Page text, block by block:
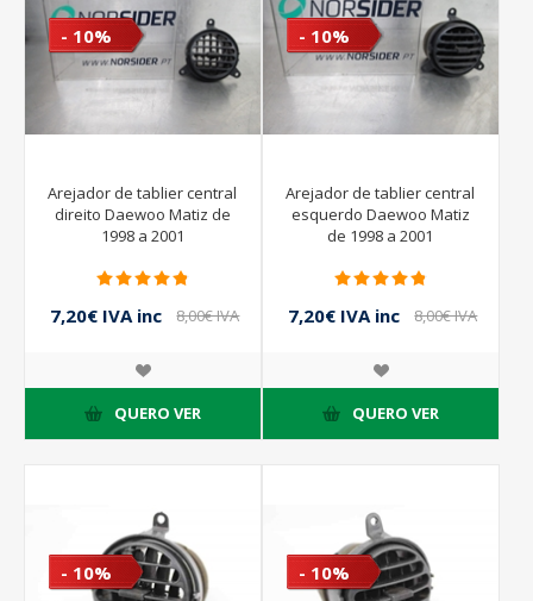
- 10%
Arejador de tablier central
direito Daewoo Matiz de
1998 a 2001
7,20€ IVA inc
8,00€ IVA
QUERO VER
- 10%
Arejador de tablier central
esquerdo Daewoo Matiz
de 1998 a 2001
7,20€ IVA inc
8,00€ IVA
QUERO VER
- 10% - 10%